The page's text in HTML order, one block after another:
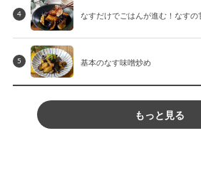
4 なすだけでごはんが進む！なすの
5 基本のなす味噌炒め
もっと見る